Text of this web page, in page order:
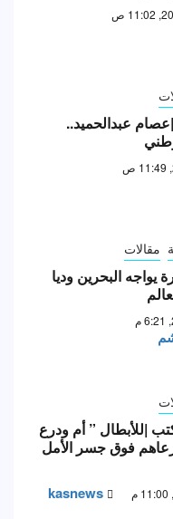
عبدالحميد..
مقالات
يواجه البحرين وديا
|للأبطال ” أم ودرع
فوق جسر الأمل
kasnews